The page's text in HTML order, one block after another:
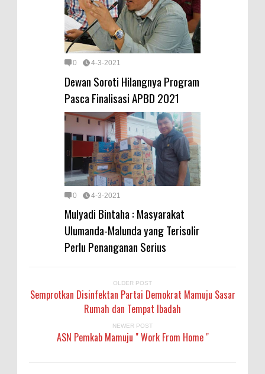
0 4-3-2021
Dewan Soroti Hilangnya Program
Pasca Finalisasi APBD 2021
0 4-3-2021
Mulyadi Bintaha : Masyarakat
Ulumanda-Malunda yang Terisolir
Perlu Penanganan Serius
OLDER POST
Semprotkan Disinfektan Partai Demokrat Mamuju Sasar
Rumah dan Tempat Ibadah
NEWER POST
ASN Pemkab Mamuju " Work From Home "